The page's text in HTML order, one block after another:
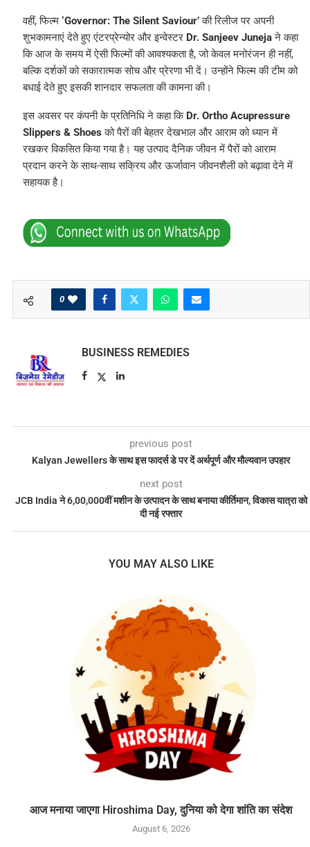
वहीं, फिल्म ‘Governor: The Silent Saviour’की रिलीज पर अपनी
शुभकामनाएं देते हुए एंटरप्रेन्योर और इन्वेस्टर Dr. Sanjeev Junejaने कहा
कि आज के समय में ऐसी फिल्मों की आवश्यकता है, जो केवल मनोरंजन ही नहीं,
बल्कि दर्शकों को सकारात्मक सोच और प्रेरणा भी दें। उन्होंने फिल्म की टीम को
बधाई देते हुए इसकी शानदार सफलता की कामना की।
इस अवसर पर कंपनी के प्रतिनिधि ने कहा कि Dr. Ortho Acupressure
Slippers & Shoes को पैरों की बेहतर देखभाल और आराम को ध्यान में
रखकर विकसित किया गया है। यह उत्पाद दैनिक जीवन में पैरों को आराम
प्रदान करने के साथ-साथ सक्रिय और ऊर्जावान जीवनशैली को बढ़ावा देने में
सहायक है।
0
BUSINESS REMEDIES
previous post
Kalyan Jewellers के साथ इस फादर्स डे पर दें अर्थपूर्ण और मौल्यवान उपहार
next post
JCB India ने 6,00,000वीं मशीन के उत्पादन के साथ बनाया कीर्तिमान, विकास यात्रा को
दी नई रफ्तार
YOU MAY ALSO LIKE
आज मनाया जाएगा Hiroshima Day, दुनिया को देगा शांति का संदेश
August 6, 2026